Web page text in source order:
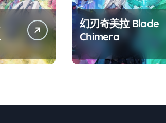
幻刃奇美拉 Blade
Chimera